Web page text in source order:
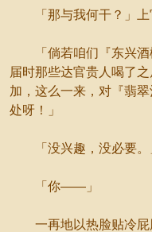
「那与我何干？」上
「倘若咱们『东兴酒
届时那些达官贵人喝了
加，这么一来，对『翡
处呀！」
「没兴趣，没必要。
「你——」
一再地以热脸贴冷屁